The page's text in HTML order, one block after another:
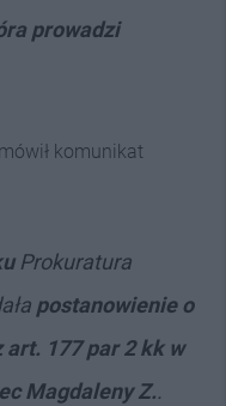
prowadzi
komunikat
Prokuratura
postanowienie o
177 par 2 kk w
Magdaleny Z..